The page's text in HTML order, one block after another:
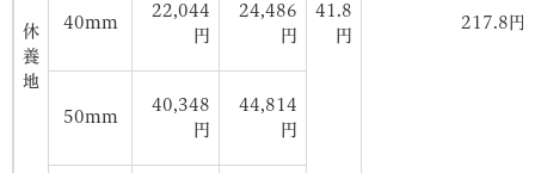
休
養
地
41.8
円
217.8円
40mm
22,044
円
24,486
円
50mm
40,348
円
44,814
円